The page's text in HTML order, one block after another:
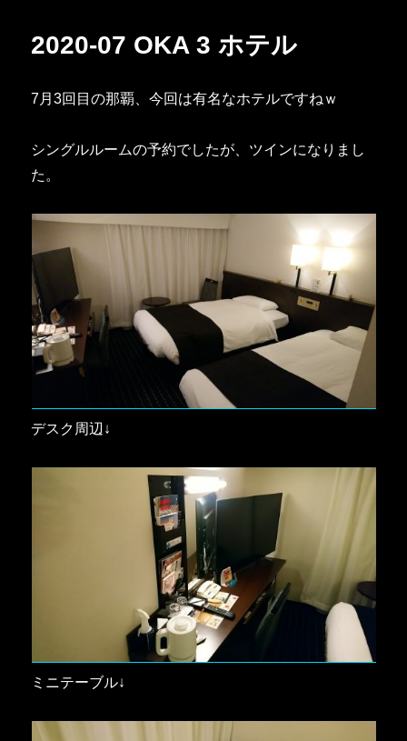
2020-07 OKA 3 ホテル
7月3回目の那覇、今回は有名なホテルですねｗ
シングルルームの予約でしたが、ツインになりまし
た。
デスク周辺↓
ミニテーブル↓